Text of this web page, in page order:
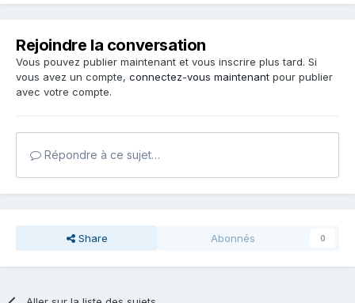
Rejoindre la conversation
Vous pouvez publier maintenant et vous inscrire plus tard. Si
vous avez un compte, connectez-vous maintenant pour publier
avec votre compte.
Répondre à ce sujet…
Share Abonnés 0